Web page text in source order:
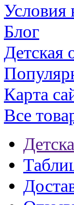
Условия
Блог
Детская
Карта
Все